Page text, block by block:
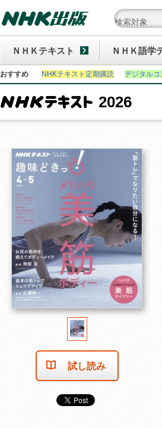
ＮＨＫテキスト ＮＨＫ語学
おすすめ NHKテキスト定期購読 デジタル
2026
試し読み